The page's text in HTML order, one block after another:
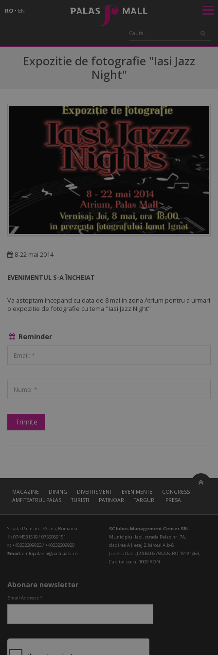
RO • EN
Expozitie de fotografie "Iasi Jazz
Night"
8-22 mai 2014
EVENIMENTUL S-A ÎNCHEIAT
Va asteptam incepand cu data de 8 mai in zona Atrium pentru a urmari
o expozitie de fotografie cu tema "Iasi Jazz Night"
Reminder
MAGAZINE DINING DIVERTISMENT EVENIMENTE
CONGRESS HALL
AMFITEATRUL PALAS
TURISTI PATINOAR TARGURI PRESA
Strada Palas nr. 7A Iasi, Romania
T: 0744531519 / 0756089151
F: +40232209922 / +40232209920
Email: cinfopalas.a@palasiasi.ro
SC Iulius Management Center SRL
Municipiul Iasi, strada Palas nr. 7A,
cladirea A1, etaj 2, biroul A.b-8
Judetul Iasi, J2006002758228, RO 19181463,
Capital social 1000 RON
Abonare newsletter
Email Address*